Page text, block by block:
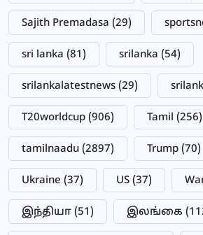
Sajith Premadasa (29)
sri lanka (81) srilanka (54)
srilankalatestnews (29)
T20worldcup (906) Tamil (256)
tamilnaadu (2897) Trump (70)
Ukraine (37) US (37)
இந்தியா (51) இலங்கை